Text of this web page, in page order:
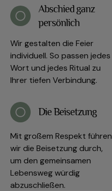
Abschied ganz
persönlich
Wir gestalten die Feier
individuell. So passen jedes
Wort und jedes Ritual zu
Ihrer tiefen Verbindung.
Die Beisetzung
Mit großem Respekt führen
wir die Beisetzung durch,
um den gemeinsamen
Lebensweg würdig
abzuschließen.